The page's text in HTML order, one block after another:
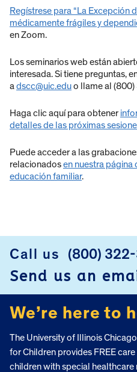
Regístrese para “La Excepción
médicamente frágiles y
en Zoom.
Los seminarios web están
interesada. Si tiene preguntas,
a dscc@uic.eduo llame al
Haga clic aquí para obtener
detalles de las próximas
Puede acceder a las
relacionadosen nuestra página
educación familiar.
FOOTER
Call us (800)
Send us an
We’re here to
The University of Illinois
for Children provides FREE
children with special healthcare